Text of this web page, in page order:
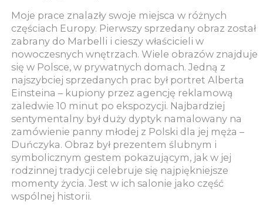
Moje prace znalazły swoje miejsca w różnych
częściach Europy. Pierwszy sprzedany obraz został
zabrany do Marbelli i cieszy właścicieli w
nowoczesnych wnętrzach. Wiele obrazów znajduje
się w Polsce, w prywatnych domach. Jedną z
najszybciej sprzedanych prac był portret Alberta
Einsteina – kupiony przez agencję reklamową
zaledwie 10 minut po ekspozycji. Najbardziej
sentymentalny był duży dyptyk namalowany na
zamówienie panny młodej z Polski dla jej męża –
Duńczyka. Obraz był prezentem ślubnym i
symbolicznym gestem pokazującym, jak w jej
rodzinnej tradycji celebruje się najpiękniejsze
momenty życia. Jest w ich salonie jako część
wspólnej historii.